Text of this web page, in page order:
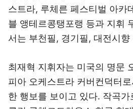
스트라, 루체른 페스티벌 아카
블 앵테르콩탱포랭 등과 지휘
서는 부천필, 경기필, 대전시
최재혁 지휘자는 미국의 명문
피아 오케스트라 커버컨덕터
한 행보를 보이고 있다. 작곡